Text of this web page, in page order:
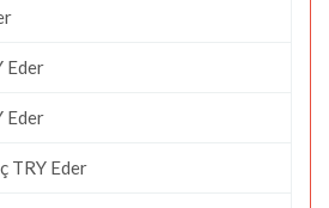
Eder
Eder
TRY Eder